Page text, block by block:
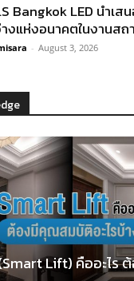
Bangkok LED นำเ
งแห่งอนาคตในงานสถ
- August 3, 2026
Lift) คืออะไร